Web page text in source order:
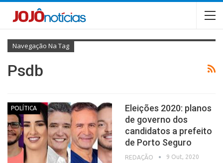
Navegação Na Tag
Psdb
POLÍTICA
Eleições 2020: planos
de governo dos
candidatos a prefeito
de Porto Seguro
REDAÇÃO
9 Out, 2020